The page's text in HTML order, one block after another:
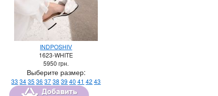
INDPOSHIV
1623-WHITE
5950 грн.
Выберите размер:
33 3435 36 3738 39 40 41 42 43